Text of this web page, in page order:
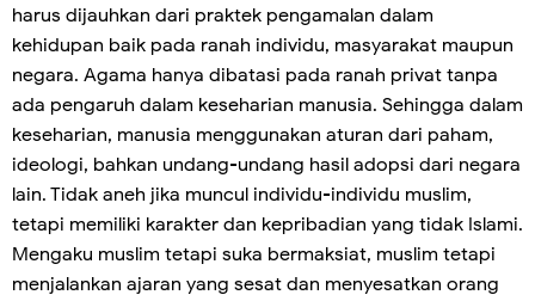
harus dijauhkan dari praktek pengamalan dalam
kehidupan baik pada ranah individu, masyarakat maupun
negara. Agama hanya dibatasi pada ranah privat tanpa
ada pengaruh dalam keseharian manusia. Sehingga dalam
keseharian, manusia menggunakan aturan dari paham,
ideologi, bahkan undang-undang hasil adopsi dari negara
lain. Tidak aneh jika muncul individu-individu muslim,
tetapi memiliki karakter dan kepribadian yang tidak Islami.
Mengaku muslim tetapi suka bermaksiat, muslim tetapi
menjalankan ajaran yang sesat dan menyesatkan orang